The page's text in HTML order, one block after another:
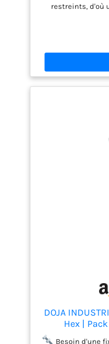
restreints, d'où
l'utilisation de vis
une adaptation
triple expansion
aux bords
des contraintes
protège le
DOJA
Hex |
d'Expansion |
Besoin d'une